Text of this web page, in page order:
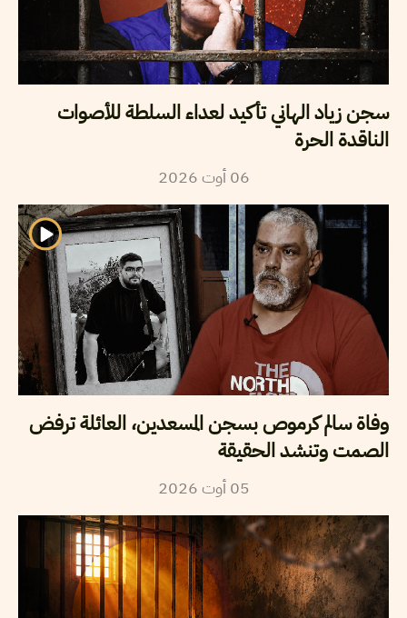
سجن زياد الهاني تأكيد لعداء السلطة للأصوات
الناقدة الحرة
06 أوت2026
وفاة سالم كرموص بسجن المسعدين، العائلة ترفض
الصمت وتنشد الحقيقة
05 أوت2026